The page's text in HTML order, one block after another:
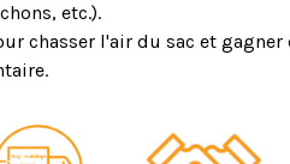
etc.).
chasser l'air du sac et